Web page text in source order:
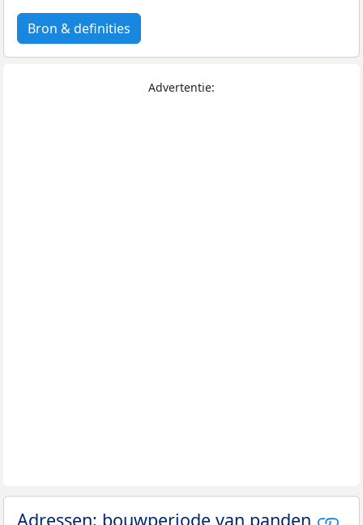
Bron & definities
Advertentie:
Adressen: bouwperiode van panden